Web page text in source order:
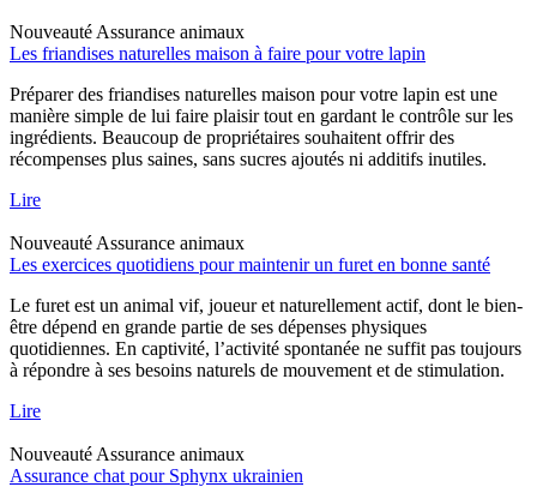
Nouveauté Assurance animaux
Les friandises naturelles maison à faire pour votre lapin
Préparer des friandises naturelles maison pour votre lapin est une
manière simple de lui faire plaisir tout en gardant le contrôle sur les
ingrédients. Beaucoup de propriétaires souhaitent offrir des
récompenses plus saines, sans sucres ajoutés ni additifs inutiles.
Lire
Nouveauté Assurance animaux
Les exercices quotidiens pour maintenir un furet en bonne santé
Le furet est un animal vif, joueur et naturellement actif, dont le bien-
être dépend en grande partie de ses dépenses physiques
quotidiennes. En captivité, l’activité spontanée ne suffit pas toujours
à répondre à ses besoins naturels de mouvement et de stimulation.
Lire
Nouveauté Assurance animaux
Assurance chat pour Sphynx ukrainien